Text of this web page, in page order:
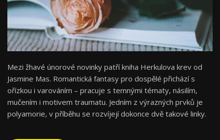
Mezi žhavé únorové novinky patří kniha Herkulova krev od
Jasmine Mas. Romantická fantasy pro dospělé přichází s
ořízkou i varováním – pracuje s temnými tématy, násilím,
mučením i motivem traumatu. Jedním z výrazných prvků je
polyamorie, v příběhu se rozvíjejí dokonce dvě takové linky.